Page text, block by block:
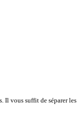
Il vous suffit de séparer les